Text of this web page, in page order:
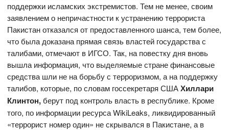
поддержки исламских экстремистов. Тем не менее, своим
заявлением о непричастности к устранению террориста
Пакистан отказался от предоставленного шанса, тем более,
что была доказана прямая связь властей государства с
талибами, отмечают в ИГСО. Так, на повестку дня вновь
вышла информация, что выделяемые стране финансовые
средства шли не на борьбу с терроризмом, а на поддержку
талибов, которые, по словам госсекретаря СШАХиллари
Клинтон,берут под контроль власть в республике. Кроме
того, по информации ресурса WikiLeaks, ликвидированный
«террорист номер один» не скрывался в Пакистане, а в